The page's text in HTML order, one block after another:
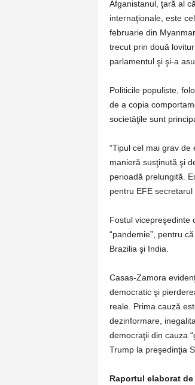
Afganistanul, ţară al
internaţionale, este
februarie din
trecut prin două
parlamentul şi şi-a
Politicile populiste,
de a copia
societăţile sunt
“Tipul cel mai grav
manieră susţinută şi
perioadă prelungită.
pentru EFE
Fostul vicepreşedinte
“pandemie”, pentru
Brazilia şi India.
Casas-Zamora
democratic şi
reale. Prima cauză
dezinformare,
democraţii din cauza
Trump la preşedinţia
Raportul elaborat